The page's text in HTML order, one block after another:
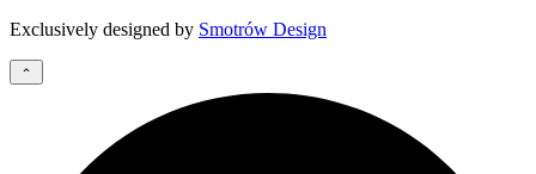
Exclusively designed by Smotrów Design